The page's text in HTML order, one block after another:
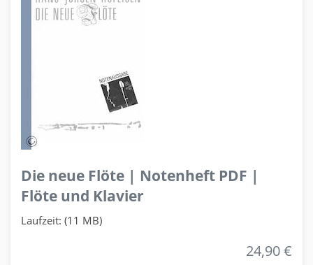
Die neue Flöte | Notenheft PDF |
Flöte und Klavier
Laufzeit: (11 MB)
24,90 €